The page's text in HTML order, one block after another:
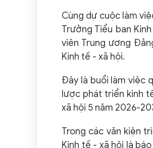
Cùng dự cuộc làm
Trưởng Tiểu ban
viên Trung ương
Kinh tế - xã hội.
Đây là buổi làm việc
lược phát triển kinh
xã hội 5 năm 2026-
Trong các văn kiện
Kinh tế - xã hội là